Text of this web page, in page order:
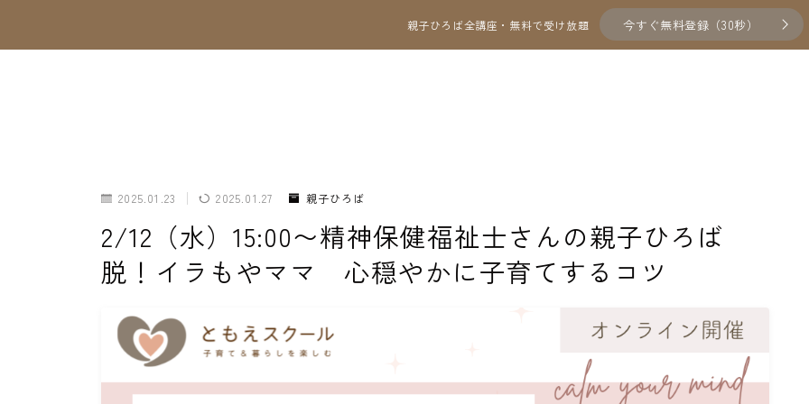
親子ひろば全講座・無料で受け放題 今すぐ無料登録（30秒）
2025.01.23 2025.01.27 親子ひろば
2/12（水）15:00〜精神保健福祉士さんの親子ひろば
脱！イラもやママ 心穏やかに子育てするコツ